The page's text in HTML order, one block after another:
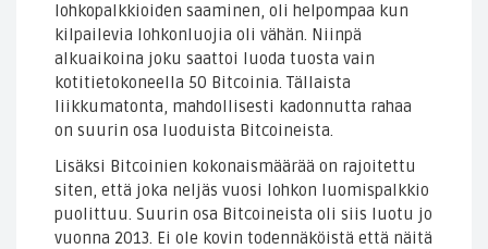
lohkopalkkioiden saaminen, oli helpompaa kun
kilpailevia lohkonluojia oli vähän. Niinpä
alkuaikoina joku saattoi luoda tuosta vain
kotitietokoneella 50 Bitcoinia. Tällaista
liikkumatonta, mahdollisesti kadonnutta rahaa
on suurin osa luoduista Bitcoineista.
Lisäksi Bitcoinien kokonaismäärää on rajoitettu
siten, että joka neljäs vuosi lohkon luomispalkkio
puolittuu. Suurin osa Bitcoineista oli siis luotu jo
vuonna 2013. Ei ole kovin todennäköistä että näitä